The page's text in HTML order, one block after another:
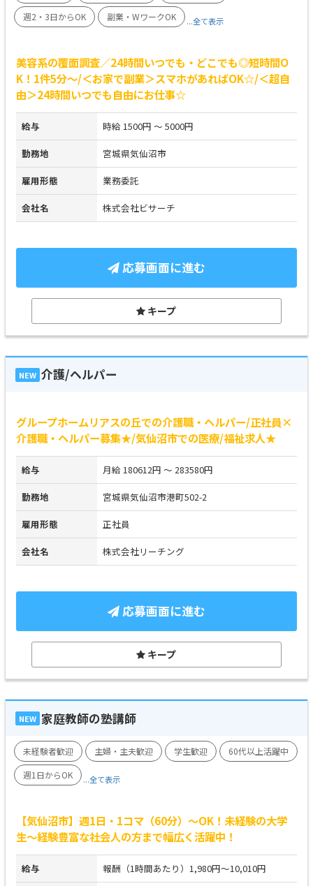
週2・3日からOK
副業・WワークOK ...全て表示
美容系の覆面調査／24時間いつでも・どこでも◎短時間O
K！1件5分～/＜お家で副業＞スマホがあればOK☆/＜超自
由＞24時間いつでも自由にお仕事☆
給与 時給 1500円 ～ 5000円
勤務地 宮城県気仙沼市
雇用形態 業務委託
会社名 株式会社ビサーチ
応募画面に進む
キープ
NEW 介護/ヘルパー
グループホームリアスの丘での介護職・ヘルパー/正社員×
介護職・ヘルパー募集★/気仙沼市での医療/福祉求人★
給与 月給 180612円 ～ 283580円
勤務地 宮城県気仙沼市港町502-2
雇用形態 正社員
会社名 株式会社リーチング
応募画面に進む
キープ
NEW 家庭教師の塾講師
未経験者歓迎 主婦・主夫歓迎 学生歓迎
60代以上活躍中
週1日からOK
...全て表示
【気仙沼市】週1日・1コマ（60分）～OK！未経験の大学
生～経験豊富な社会人の方まで幅広く活躍中！
給与 報酬（1時間あたり）1,980円～10,010円